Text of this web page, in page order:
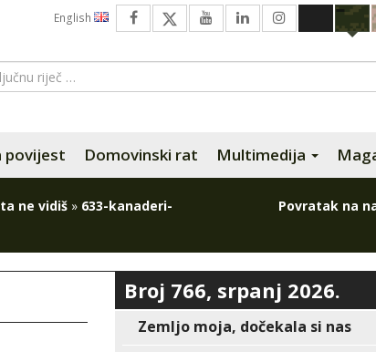
English
povijest Domovinski rat Multimedija
ne vidiš » 633-kanaderi-
Povratak na
Broj 766, srpanj 2026.
Zemljo moja, dočekala si nas